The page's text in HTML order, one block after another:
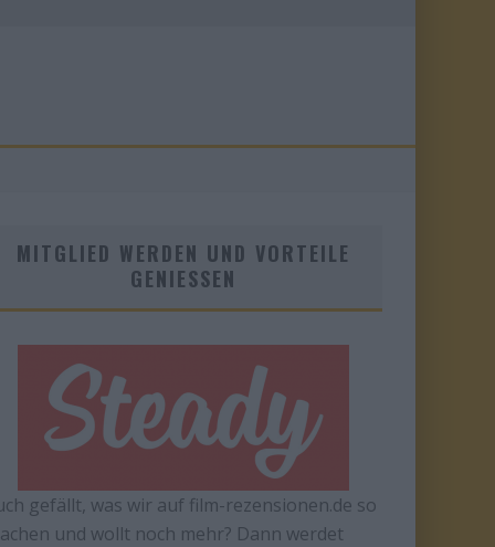
MITGLIED WERDEN UND VORTEILE
GENIESSEN
gefällt, was wir auf film-rezensionen.de so
und wollt noch mehr? Dann werdet